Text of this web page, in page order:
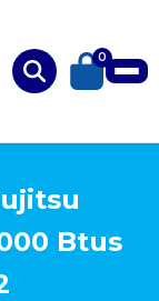
0
Btus